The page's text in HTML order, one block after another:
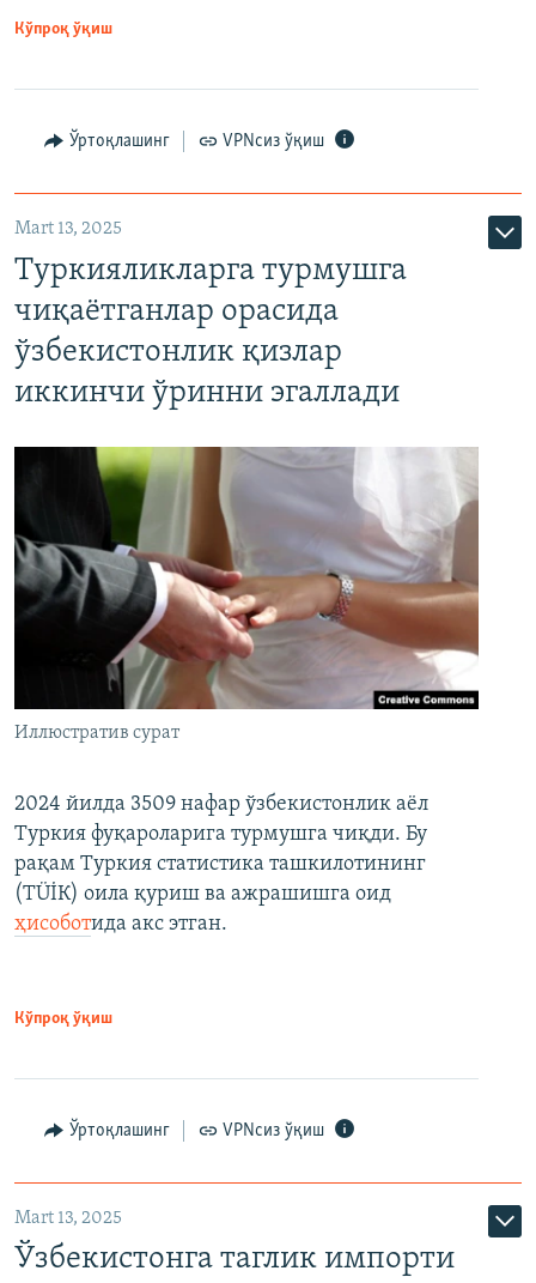
Кўпроқ ўқиш
Ўртоқлашинг VPNсиз ўқиш
Mart 13, 2025
Туркияликларга турмушга
чиқаётганлар орасида
ўзбекистонлик қизлар
иккинчи ўринни эгаллади
Иллюстратив сурат
2024 йилда 3509 нафар ўзбекистонлик аёл
Туркия фуқароларига турмушга чиқди. Бу
рақам Туркия статистика ташкилотининг
(ТÜİК) оила қуриш ва ажрашишга оид
ҳисоботида акс этган.
Кўпроқ ўқиш
Ўртоқлашинг VPNсиз ўқиш
Mart 13, 2025
Ўзбекистонга таглик импорти